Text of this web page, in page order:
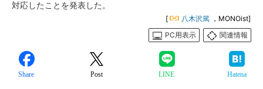
対応したことを発表した。
[ 八木沢篤 ，MONOist]
PC用表示
関連情報
Share Post LINE Hatena